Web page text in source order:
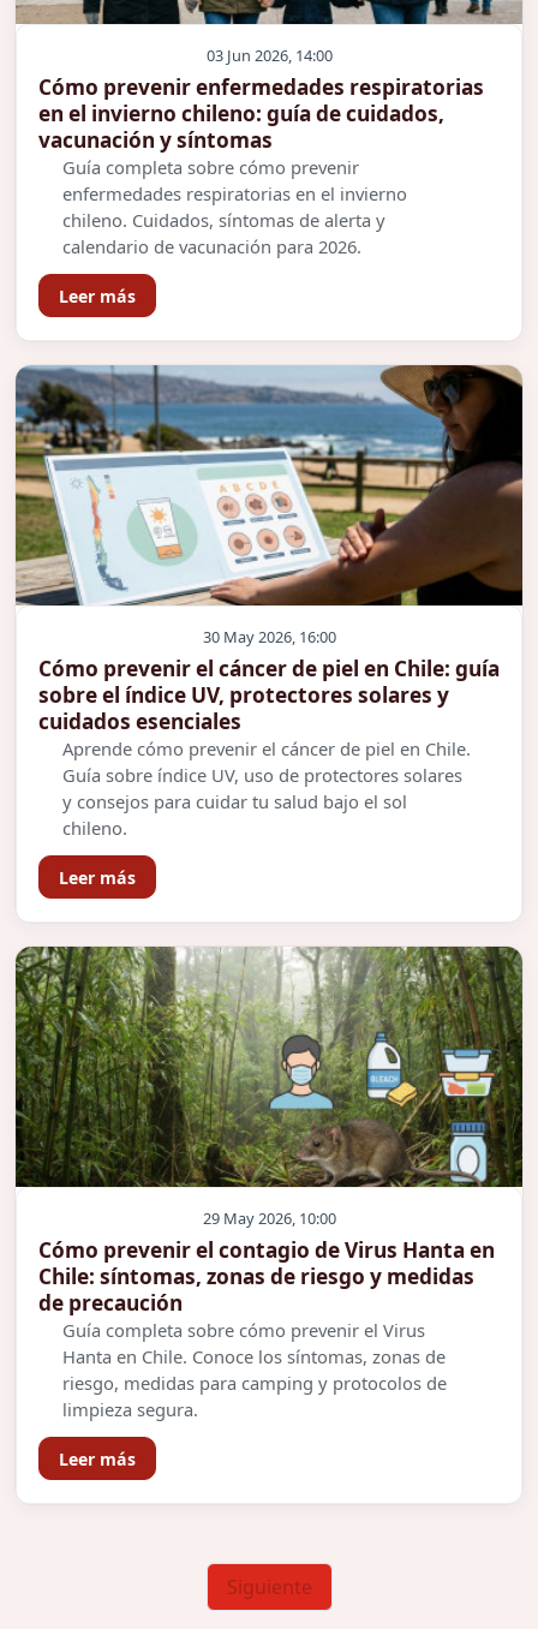
03 Jun 2026, 14:00
Cómo prevenir enfermedades respiratorias
en el invierno chileno: guía de cuidados,
vacunación y síntomas
Guía completa sobre cómo prevenir
enfermedades respiratorias en el invierno
chileno. Cuidados, síntomas de alerta y
calendario de vacunación para 2026.
Leer más
30 May 2026, 16:00
Cómo prevenir el cáncer de piel en Chile: guía
sobre el índice UV, protectores solares y
cuidados esenciales
Aprende cómo prevenir el cáncer de piel en Chile.
Guía sobre índice UV, uso de protectores solares
y consejos para cuidar tu salud bajo el sol
chileno.
Leer más
29 May 2026, 10:00
Cómo prevenir el contagio de Virus Hanta en
Chile: síntomas, zonas de riesgo y medidas
de precaución
Guía completa sobre cómo prevenir el Virus
Hanta en Chile. Conoce los síntomas, zonas de
riesgo, medidas para camping y protocolos de
limpieza segura.
Leer más
Siguiente